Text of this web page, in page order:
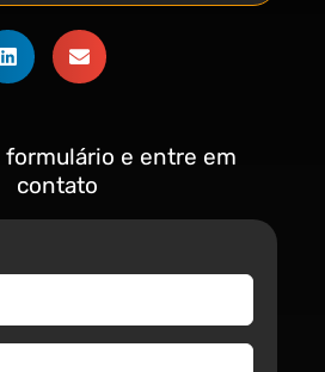
formulário e entre em
contato